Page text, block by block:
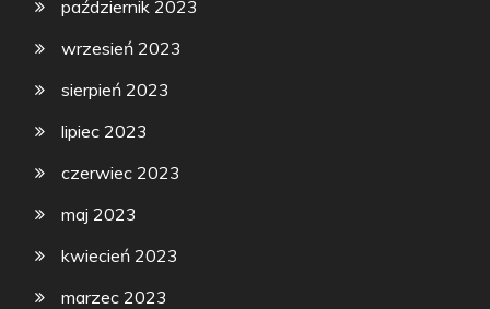
październik 2023
wrzesień 2023
sierpień 2023
lipiec 2023
czerwiec 2023
maj 2023
kwiecień 2023
marzec 2023